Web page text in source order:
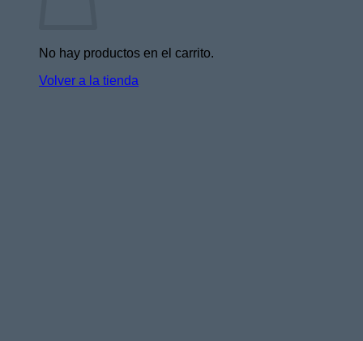
No hay productos en el carrito.
Volver a la tienda